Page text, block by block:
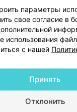
Добавить
Добавить
Новости проекта
параметры
свое согласие в
использования
с нашей
Отклонить
Принять